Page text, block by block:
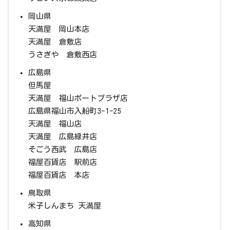
岡山県
天満屋 岡山本店
天満屋 倉敷店
うさぎや 倉敷西店
広島県
但馬屋
天満屋 福山ポートプラザ店
広島県福山市入船町3-1-25
天満屋 福山店
天満屋 広島緑井店
そごう西武 広島店
福屋百貨店 駅前店
福屋百貨店 本店
鳥取県
米子しんまち 天満屋
高知県